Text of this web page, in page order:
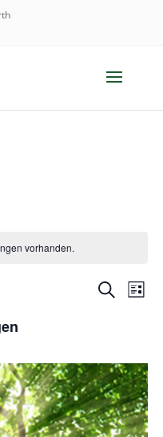
vorhanden.
SucheListe